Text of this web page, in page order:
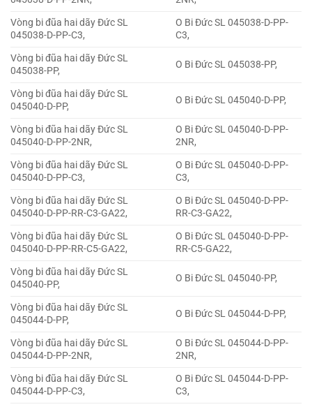
Vòng bi đũa hai dãy Đức SL
045038-D-PP-C3,
O Bi Đức SL 045038-D-PP-
C3,
Vòng bi đũa hai dãy Đức SL
045038-PP,
O Bi Đức SL 045038-PP,
Vòng bi đũa hai dãy Đức SL
045040-D-PP,
O Bi Đức SL 045040-D-PP,
Vòng bi đũa hai dãy Đức SL
045040-D-PP-2NR,
O Bi Đức SL 045040-D-PP-
2NR,
Vòng bi đũa hai dãy Đức SL
045040-D-PP-C3,
O Bi Đức SL 045040-D-PP-
C3,
Vòng bi đũa hai dãy Đức SL
045040-D-PP-RR-C3-GA22,
O Bi Đức SL 045040-D-PP-
RR-C3-GA22,
Vòng bi đũa hai dãy Đức SL
045040-D-PP-RR-C5-GA22,
O Bi Đức SL 045040-D-PP-
RR-C5-GA22,
Vòng bi đũa hai dãy Đức SL
045040-PP,
O Bi Đức SL 045040-PP,
Vòng bi đũa hai dãy Đức SL
045044-D-PP,
O Bi Đức SL 045044-D-PP,
Vòng bi đũa hai dãy Đức SL
045044-D-PP-2NR,
O Bi Đức SL 045044-D-PP-
2NR,
Vòng bi đũa hai dãy Đức SL
045044-D-PP-C3,
O Bi Đức SL 045044-D-PP-
C3,